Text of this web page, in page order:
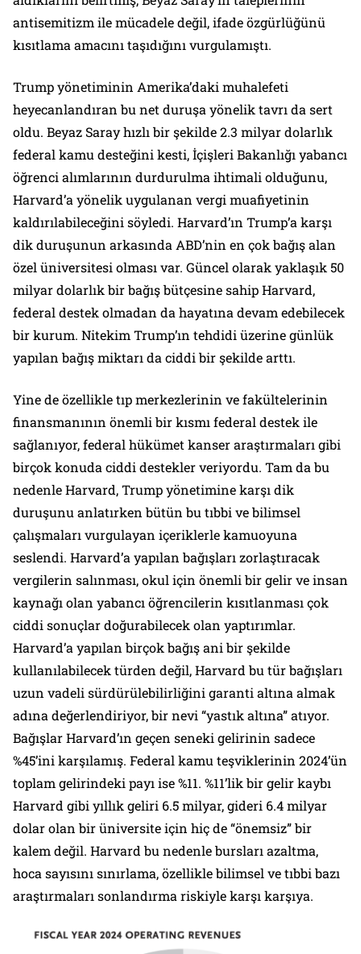
antisemitizm ile mücadele değil, ifade özgürlüğünü
kısıtlama amacını taşıdığını vurgulamıştı.
Trump yönetiminin Amerika’daki muhalefeti
heyecanlandıran bu net duruşa yönelik tavrı da sert
oldu. Beyaz Saray hızlı bir şekilde 2.3 milyar dolarlık
federal kamu desteğini kesti, İçişleri Bakanlığı yabancı
öğrenci alımlarının durdurulma ihtimali olduğunu,
Harvard’a yönelik uygulanan vergi muafiyetinin
kaldırılabileceğini söyledi. Harvard’ın Trump’a karşı
dik duruşunun arkasında ABD’nin en çok bağış alan
özel üniversitesi olması var. Güncel olarak yaklaşık 50
milyar dolarlık bir bağış bütçesine sahip Harvard,
federal destek olmadan da hayatına devam edebilecek
bir kurum. Nitekim Trump’ın tehdidi üzerine günlük
yapılan bağış miktarı da ciddi bir şekilde arttı.
Yine de özellikle tıp merkezlerinin ve fakültelerinin
finansmanının önemli bir kısmı federal destek ile
sağlanıyor, federal hükümet kanser araştırmaları gibi
birçok konuda ciddi destekler veriyordu. Tam da bu
nedenle Harvard, Trump yönetimine karşı dik
duruşunu anlatırken bütün bu tıbbi ve bilimsel
çalışmaları vurgulayan içeriklerle kamuoyuna
seslendi. Harvard’a yapılan bağışları zorlaştıracak
vergilerin salınması, okul için önemli bir gelir ve insan
kaynağı olan yabancı öğrencilerin kısıtlanması çok
ciddi sonuçlar doğurabilecek olan yaptırımlar.
Harvard’a yapılan birçok bağış ani bir şekilde
kullanılabilecek türden değil, Harvard bu tür bağışları
uzun vadeli sürdürülebilirliğini garanti altına almak
adına değerlendiriyor, bir nevi “yastık altına” atıyor.
Bağışlar Harvard’ın geçen seneki gelirinin sadece
%45’ini karşılamış. Federal kamu teşviklerinin 2024’ün
toplam gelirindeki payı ise %11. %11’lik bir gelir kaybı
Harvard gibi yıllık geliri 6.5 milyar, gideri 6.4 milyar
dolar olan bir üniversite için hiç de “önemsiz” bir
kalem değil. Harvard bu nedenle bursları azaltma,
hoca sayısını sınırlama, özellikle bilimsel ve tıbbi bazı
araştırmaları sonlandırma riskiyle karşı karşıya.